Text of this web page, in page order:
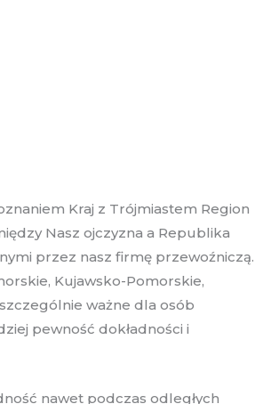
Kraj z Trójmiastem Region
Nasz ojczyzna a Republika
przez nasz firmę przewoźniczą.
Kujawsko-Pomorskie,
ważne dla osób
pewność dokładności i
nawet podczas odległych